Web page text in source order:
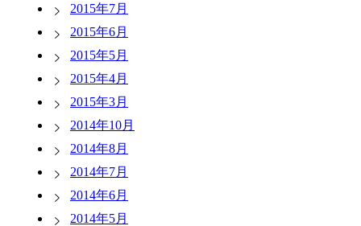
2015年7月
2015年6月
2015年5月
2015年4月
2015年3月
2014年10月
2014年8月
2014年7月
2014年6月
2014年5月